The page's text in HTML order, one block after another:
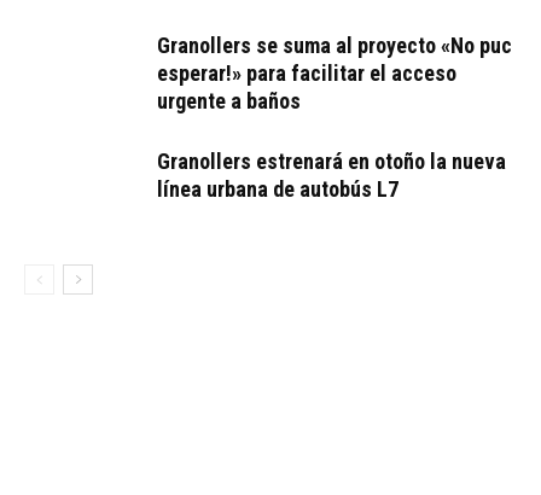
Granollers se suma al proyecto «No puc
esperar!» para facilitar el acceso
urgente a baños
Granollers estrenará en otoño la nueva
línea urbana de autobús L7